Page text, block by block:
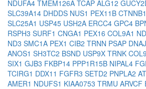
NDUFA4 TMEM126A TCAP ALG12
SLC39A14 DHDDS NUS1 PEX11B CTNNB1
SLC25A1 USP45 USH2A ERCC4 GPC4
RSPH3 SURF1 CNGA1 PEX16 COL9A1
ND3 SMC1A PEX1 CIB2 TRNN PSAP
ANOS1 SH3TC2 BSND USP9X TRNK
SIX1 GJB3 FKBP14 PPP1R15B NIPAL4
TCIRG1 DDX11 FGFR3 SETD2 PNPLA2
AMER1 NDUFS1 KIAA0753 TRMU ARVCF